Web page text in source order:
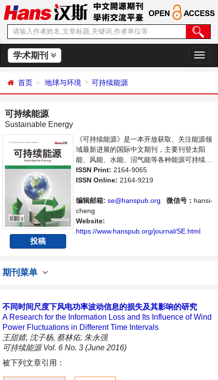
学术期刊
切
换
首页 地球与环境 可持续能源
可持续能源
Sustainable Energy
投稿
《可持续能源》是一本开放获取、关注能源领
域最新进展的国际中文期刊，主要刊登太阳
能、风能、水能、沼气能等各种能源可持续发
展研究，以及能源与经济、环境、政策等关系
的学术论文和成果评述。本刊集学术性、思想
学并致力于学术的繁荣，旨在给世界范围内的
能源研究者、能源工作者等研究并关注能源发
展的人员提供一个传播、分享和讨论能源持续
性发展的交流平台。
ISSN Print: 2164-9065
ISSN Online: 2164-9219
编辑邮箱: se@hanspub.org 微信号： hansi-
cheng
Website:
https://www.hanspub.org/journal/SE.html
期刊菜单
不同时间尺度下风电功率波动信息的损失及其影响的研究
A Research for the Information Loss and Its Influence of Wind
Power Fluctuations in Different Time Intervals
王甜婧, 沈子杨, 蔡林佑, 朱永强
可持续能源 Vol. 6 No. 3 (June 2016)
被下列文章引用：